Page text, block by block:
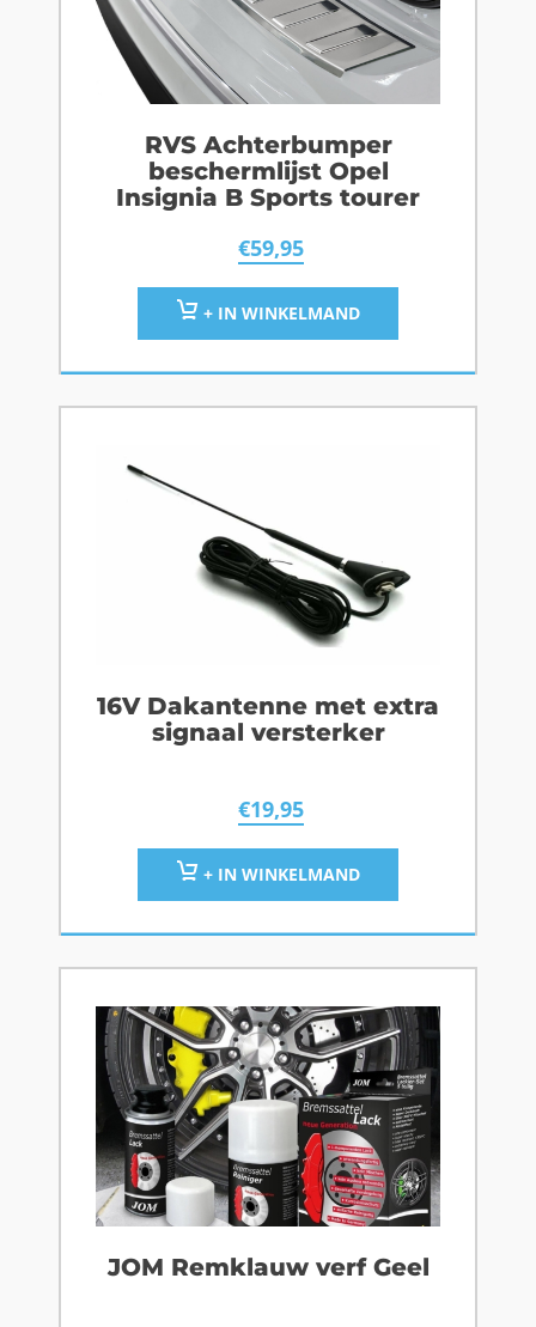
RVS Achterbumper
beschermlijst Opel
Insignia B Sports tourer
€59,95
+ IN WINKELMAND
16V Dakantenne met extra
signaal versterker
€19,95
+ IN WINKELMAND
JOM Remklauw verf Geel